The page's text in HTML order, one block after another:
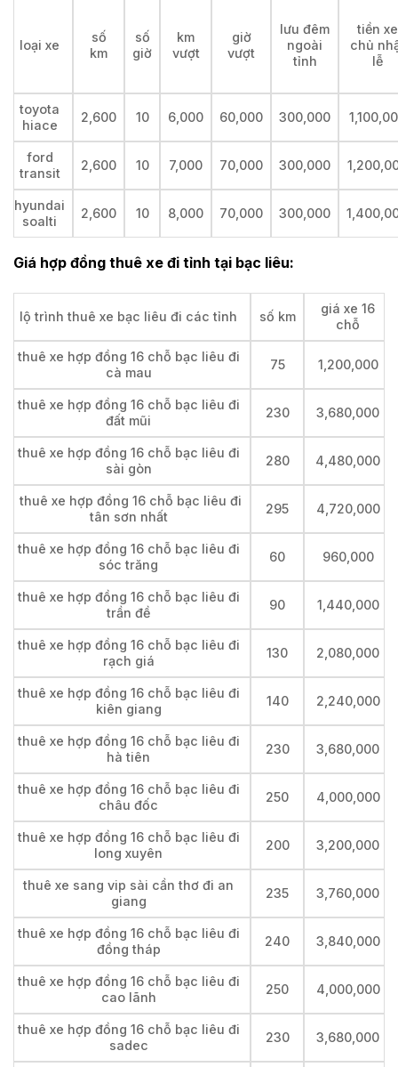
loại xe
số
km
số
giờ
km
vượt
giờ
vượt
lưu đêm
ngoài
tỉnh
tiền xe
chủ
lễ
toyota
hiace
2,600 10 6,000 60,000 300,000
ford
transit
2,600 10 7,000 70,000 300,000
hyundai
soalti
2,600 10 8,000 70,000 300,000
Giá hợp đồng thuê xe đi tỉnh tại bạc liêu:
lộ trình thuê xe bạc liêu đi các tỉnh số km
giá xe 16
chỗ
thuê xe hợp đồng 16 chỗ bạc liêu đi
cà mau
75 1,200,000
thuê xe hợp đồng 16 chỗ bạc liêu đi
đất mũi
230 3,680,000
thuê xe hợp đồng 16 chỗ bạc liêu đi
sài gòn
280 4,480,000
thuê xe hợp đồng 16 chỗ bạc liêu đi
tân sơn nhất
295 4,720,000
thuê xe hợp đồng 16 chỗ bạc liêu đi
sóc trăng
60 960,000
thuê xe hợp đồng 16 chỗ bạc liêu đi
trần đề
90 1,440,000
thuê xe hợp đồng 16 chỗ bạc liêu đi
rạch giá
130 2,080,000
thuê xe hợp đồng 16 chỗ bạc liêu đi
kiên giang
140 2,240,000
thuê xe hợp đồng 16 chỗ bạc liêu đi
hà tiên
230 3,680,000
thuê xe hợp đồng 16 chỗ bạc liêu đi
châu đốc
250 4,000,000
thuê xe hợp đồng 16 chỗ bạc liêu đi
long xuyên
200 3,200,000
thuê xe sang vip sài cần thơ đi an
giang
235 3,760,000
thuê xe hợp đồng 16 chỗ bạc liêu đi
đồng tháp
240 3,840,000
thuê xe hợp đồng 16 chỗ bạc liêu đi
cao lãnh
250 4,000,000
thuê xe hợp đồng 16 chỗ bạc liêu đi
sadec
230 3,680,000